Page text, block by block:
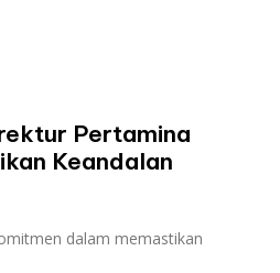
Pertamina
Keandalan
dalam memastikan